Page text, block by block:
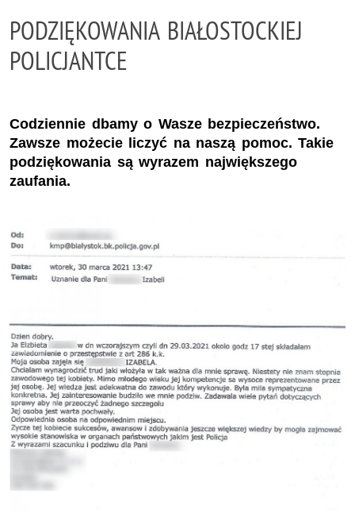
PODZIĘKOWANIA BIAŁOSTOCKIEJ
POLICJANTCE
Codziennie dbamy o Wasze bezpieczeństwo.
Zawsze możecie liczyć na naszą pomoc. Takie
podziękowania są wyrazem największego
zaufania.